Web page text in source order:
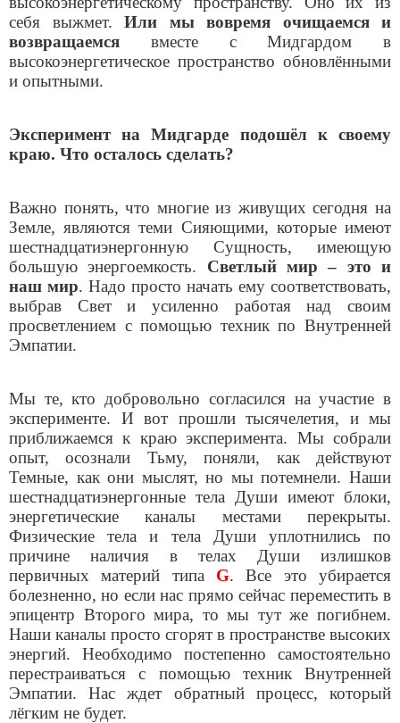
себя выжмет. Или мы вовремя очищаемся и
возвращаемся вместе с Мидгардом в
высокоэнергетическое пространство обновлёнными
и опытными.
Эксперимент на Мидгарде подошёл к своему
краю. Что осталось сделать?
Важно понять, что многие из живущих сегодня на
Земле, являются теми Сияющими, которые имеют
шестнадцатиэнергонную Сущность, имеющую
большую энергоемкость. Светлый мир – это и
наш мир. Надо просто начать ему соответствовать,
выбрав Свет и усиленно работая над своим
просветлением с помощью техник по Внутренней
Эмпатии.
Мы те, кто добровольно согласился на участие в
эксперименте. И вот прошли тысячелетия, и мы
приближаемся к краю эксперимента. Мы собрали
опыт, осознали Тьму, поняли, как действуют
Темные, как они мыслят, но мы потемнели. Наши
шестнадцатиэнергонные тела Души имеют блоки,
энергетические каналы местами перекрыты.
Физические тела и тела Души уплотнились по
причине наличия в телах Души излишков
первичных материй типа G. Все это убирается
болезненно, но если нас прямо сейчас переместить в
эпицентр Второго мира, то мы тут же погибнем.
Наши каналы просто сгорят в пространстве высоких
энергий. Необходимо постепенно самостоятельно
перестраиваться с помощью техник Внутренней
Эмпатии. Нас ждет обратный процесс, который
лёгким не будет.